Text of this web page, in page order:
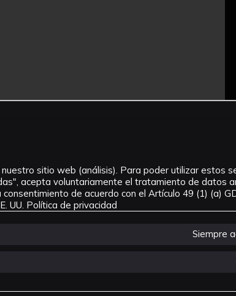
sitio web (análisis). Para poder utilizar estos
acepta voluntariamente el tratamiento de datos
de acuerdo con el Artículo 49 (1) (a)
UU. Política de privacidad
Siempre